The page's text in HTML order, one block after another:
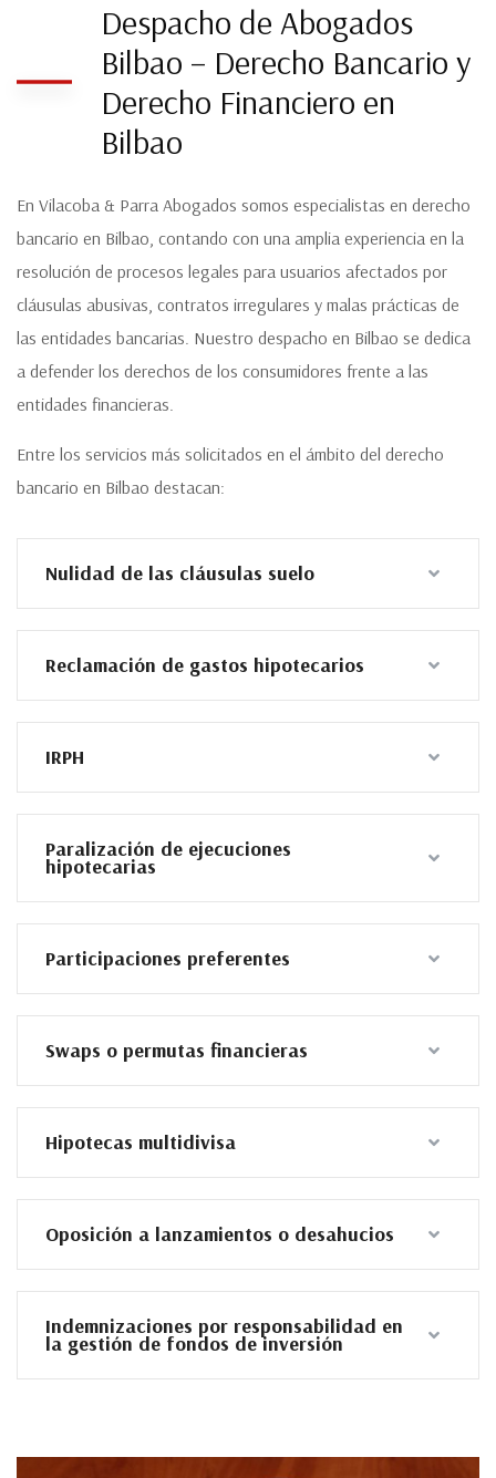
Despacho de Abogados
Bilbao – Derecho Bancario y
Derecho Financiero en
Bilbao
En Vilacoba & Parra Abogados somos especialistas en derecho
bancario en Bilbao, contando con una amplia experiencia en la
resolución de procesos legales para usuarios afectados por
cláusulas abusivas, contratos irregulares y malas prácticas de
las entidades bancarias. Nuestro despacho en Bilbao se dedica
a defender los derechos de los consumidores frente a las
entidades financieras.
Entre los servicios más solicitados en el ámbito del derecho
bancario en Bilbao destacan:
Nulidad de las cláusulas suelo
Reclamación de gastos hipotecarios
IRPH
Paralización de ejecuciones
hipotecarias
Participaciones preferentes
Swaps o permutas financieras
Hipotecas multidivisa
Oposición a lanzamientos o desahucios
Indemnizaciones por responsabilidad en
la gestión de fondos de inversión